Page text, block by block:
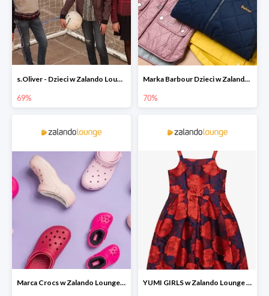
s.Oliver - Dzieci w Zalando Lounge do -77%
69%
Marka Barbour Dzieci w Zalando Lounge do -70%
70%
Marca Crocs w Zalando Lounge do -76% YUMI GIRLS w Zalando Lounge do -79%